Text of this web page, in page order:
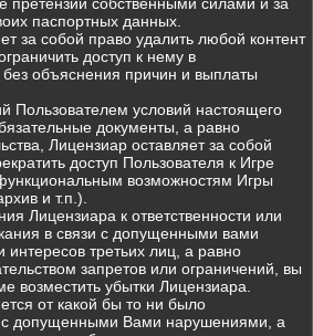
паспортных данных.
за собой право удалить любой контент
доступ к нему в
объяснения причин и выплаты
Пользователем условий настоящего
документы, а равно
Лицензиар оставляет за собой
доступ Пользователя к Игре
возможностям Игры
и т.п.).
Лицензиара к ответственности или
в связи с допущенными вами
третьих лиц, а равно
запретов или ограничений, вы
возместить убытки Лицензиара.
от какой бы то ни было
с допущенными Вами нарушениями, а